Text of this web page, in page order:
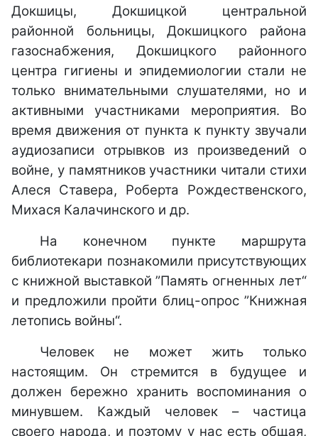
Докшицы, Докшицкой центральной
районной больницы, Докшицкого района
газоснабжения, Докшицкого районного
центра гигиены и эпидемиологии стали не
только внимательными слушателями, но и
активными участниками мероприятия. Во
время движения от пункта к пункту звучали
аудиозаписи отрывков из произведений о
войне, у памятников участники читали стихи
Алеся Ставера, Роберта Рождественского,
Михася Калачинского и др.
На конечном пункте маршрута
библиотекари познакомили присутствующих
с книжной выставкой ”Память огненных лет“
и предложили пройти блиц-опрос ”Книжная
летопись войны“.
Человек не может жить только
настоящим. Он стремится в будущее и
должен бережно хранить воспоминания о
минувшем. Каждый человек – частица
своего народа, и поэтому у нас есть общая,